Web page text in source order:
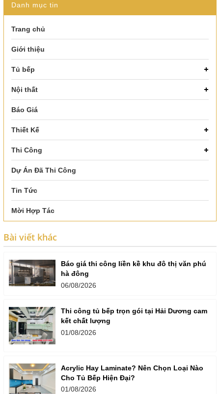
Danh mục tin
Trang chủ
Giới thiệu
Tủ bếp
Nội thất
Báo Giá
Thiết Kế
Thi Công
Dự Án Đã Thi Công
Tin Tức
Mời Hợp Tác
Bài viết khác
Báo giá thi công liền kề khu đô thị văn phú
hà đông
06/08/2026
Thi công tủ bếp trọn gói tại Hải Dương cam
kết chất lượng
01/08/2026
Acrylic Hay Laminate? Nên Chọn Loại Nào
Cho Tủ Bếp Hiện Đại?
01/08/2026